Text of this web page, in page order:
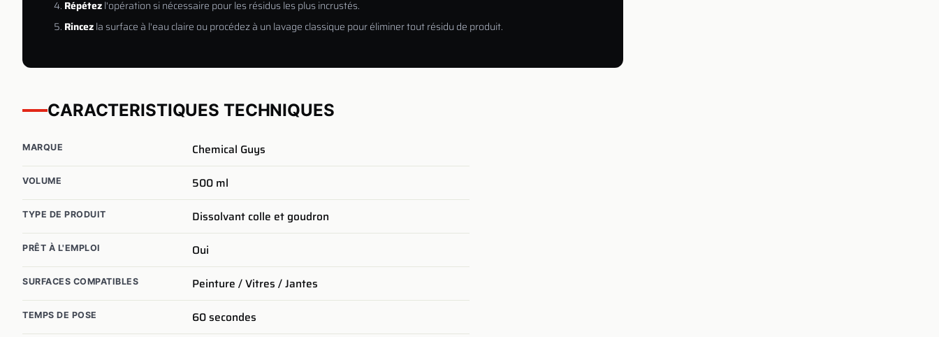
Répétezl'opération si nécessaire pour les résidus les plus incrustés.
Rincezla surface à l'eau claire ou procédez à un lavage classique pour éliminer tout résidu de produit.
CARACTERISTIQUES TECHNIQUES
MARQUE Chemical Guys
VOLUME 500 ml
TYPE DE PRODUIT Dissolvant colle et goudron
PRÊT À L'EMPLOI Oui
SURFACES COMPATIBLES Peinture / Vitres / Jantes
TEMPS DE POSE 60secondes